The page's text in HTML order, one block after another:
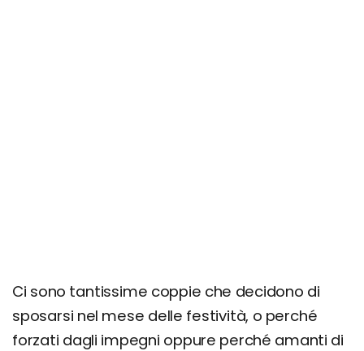
Ci sono tantissime coppie che decidono di
sposarsi nel mese delle festività, o perché
forzati dagli impegni oppure perché amanti di